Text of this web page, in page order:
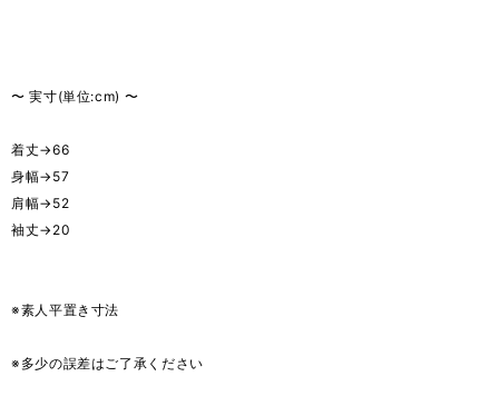
〜 実寸(単位:cm) 〜
着丈→66
身幅→57
肩幅→52
袖丈→20
※素人平置き寸法
※多少の誤差はご了承ください